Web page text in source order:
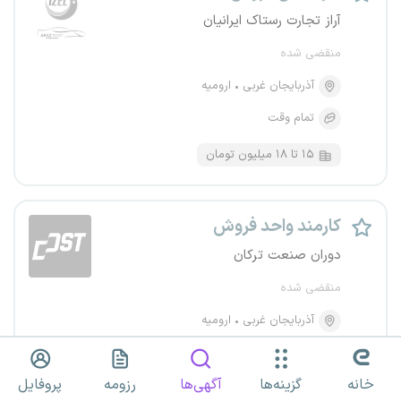
آراز تجارت رستاک ایرانیان
منقضی شده
آذربایجان غربی
ارومیه
تمام وقت
۱۵ تا ۱۸ میلیون تومان
کارمند واحد فروش
دوران صنعت ترکان
منقضی شده
آذربایجان غربی
ارومیه
تمام وقت
خانه گزینه‌ها آگهی‌ها رزومه پروفایل